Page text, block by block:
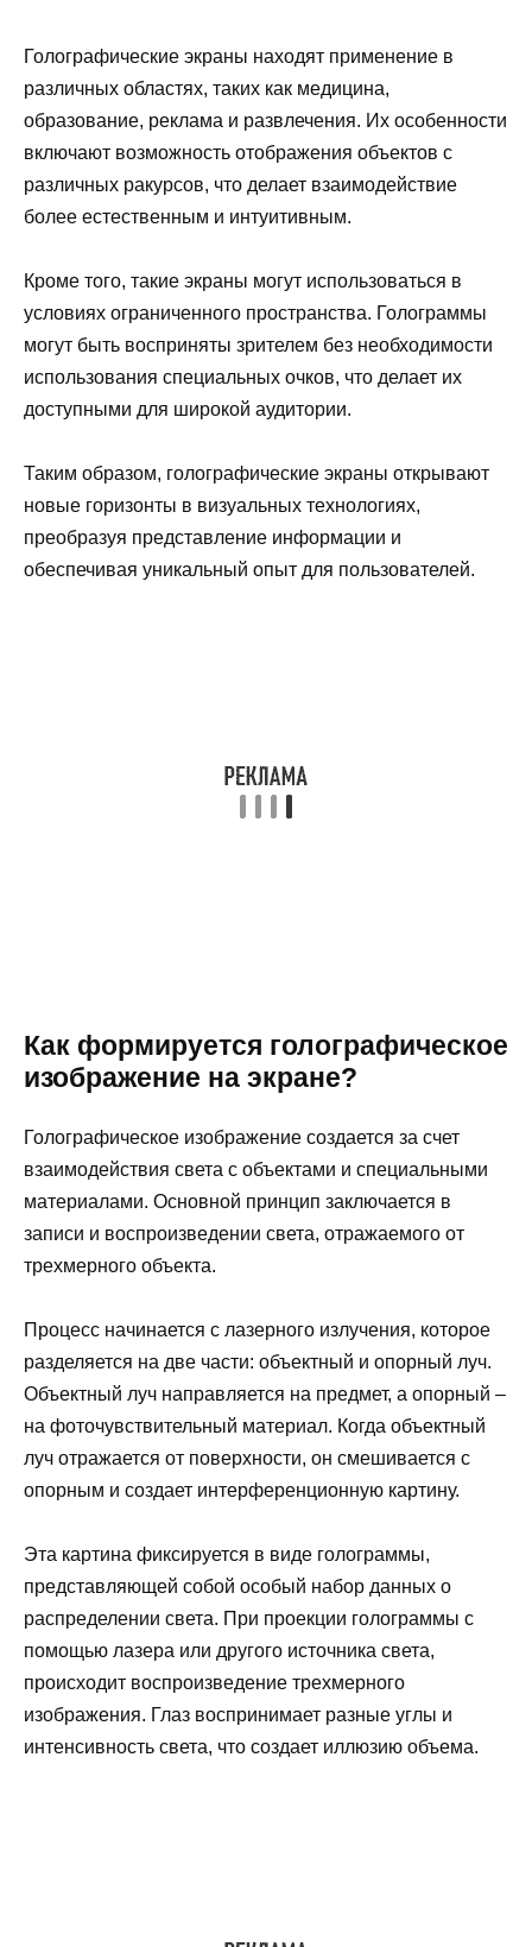
Голографические экраны находят применение в
различных областях, таких как медицина,
образование, реклама и развлечения. Их особенности
включают возможность отображения объектов с
различных ракурсов, что делает взаимодействие
более естественным и интуитивным.
Кроме того, такие экраны могут использоваться в
условиях ограниченного пространства. Голограммы
могут быть восприняты зрителем без необходимости
использования специальных очков, что делает их
доступными для широкой аудитории.
Таким образом, голографические экраны открывают
новые горизонты в визуальных технологиях,
преобразуя представление информации и
обеспечивая уникальный опыт для пользователей.
Как формируется голографическое
изображение на экране?
Голографическое изображение создается за счет
взаимодействия света с объектами и специальными
материалами. Основной принцип заключается в
записи и воспроизведении света, отражаемого от
трехмерного объекта.
Процесс начинается с лазерного излучения, которое
разделяется на две части: объектный и опорный луч.
Объектный луч направляется на предмет, а опорный –
на фоточувствительный материал. Когда объектный
луч отражается от поверхности, он смешивается с
опорным и создает интерференционную картину.
Эта картина фиксируется в виде голограммы,
представляющей собой особый набор данных о
распределении света. При проекции голограммы с
помощью лазера или другого источника света,
происходит воспроизведение трехмерного
изображения. Глаз воспринимает разные углы и
интенсивность света, что создает иллюзию объема.